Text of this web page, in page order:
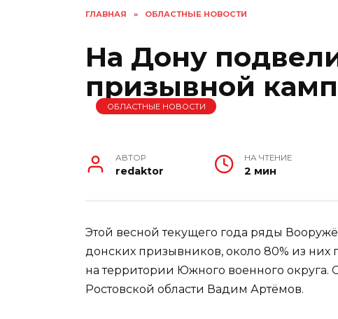
ГЛАВНАЯ » ОБЛАСТНЫЕ НОВОСТИ
На Дону
призывной
ОБЛАСТНЫЕ НОВОСТИ
АВТОР
redaktor
НА ЧТЕНИЕ
2 мин
Этой весной текущего года ряды
донских призывников, около 80% из них
на территории Южного военного округа.
Ростовской области Вадим Артёмов.